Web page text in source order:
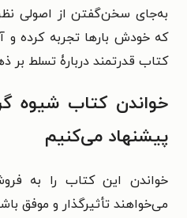
به‌جای سخن‌گفتن از اصولی
که خودش بارها تجربه کرده و
کتاب قدرتمند دربارۀ تسلط بر
خواندن کتاب شیوه
پیشنهاد می‌کنیم
خواندن این کتاب را به
می‌خواهند تأثیرگذار و موفق